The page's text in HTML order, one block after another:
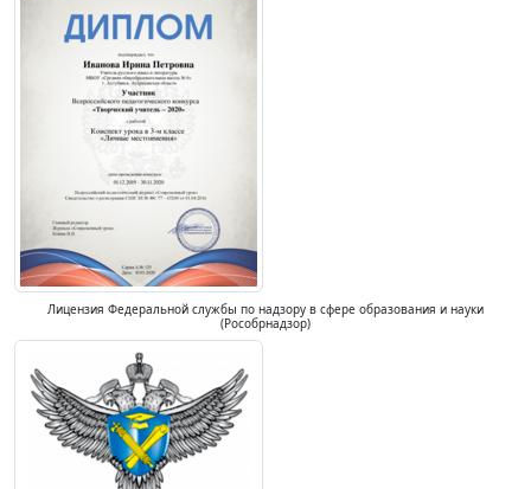
Лицензия Федеральной службы по надзору в сфере образования и науки
(Рособрнадзор)